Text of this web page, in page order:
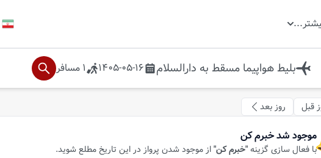
...
بلیط هواپیما مسقط به دارالسلام 1405-05-16
1 مسافر
قبل روز بعد
موجود شد خبرم کن
با فعال سازی گزینه"خبرم کن"از موجود شدن پرواز در این تاریخ مطلع شوید.